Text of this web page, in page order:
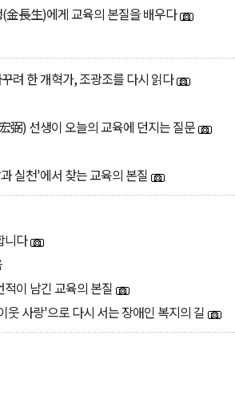
金長生)에게 교육의 본질을 배우다
려 한 개혁가, 조광조를 다시 읽다
弼) 선생이 오늘의 교육에 던지는 질문
실천'에서 찾는 교육의 본질
니다
이 남긴 교육의 본질
사랑'으로 다시 서는 장애인 복지의 길